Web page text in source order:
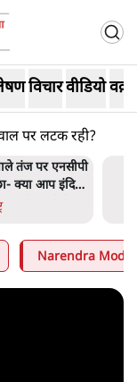
विचारवीडियो
पर लटक रही?
की बैठकः
भारत सरकार से
Narendra Modi